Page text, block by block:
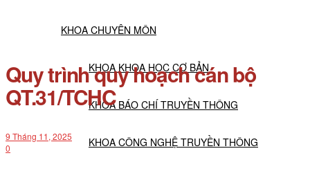
KHOA CHUYÊN MÔN
KHOA KHOA HỌC CƠ BẢN
KHOA BÁO CHÍ TRUYỀN THÔNG
KHOA CÔNG NGHỆ TRUYỀN THÔNG
Quy trình quy hoạch cán bộ
QT.31/TCHC
9 Tháng 11, 2025
0